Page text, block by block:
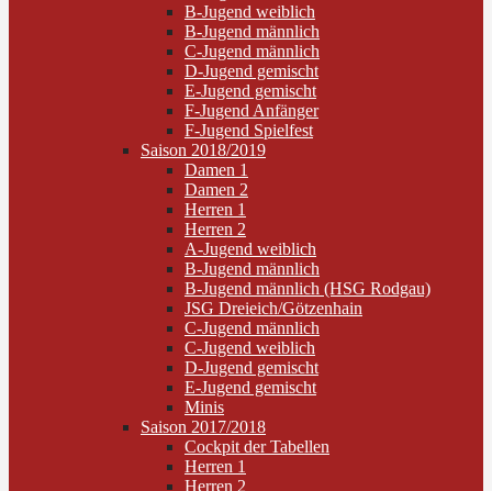
B-Jugend weiblich
B-Jugend männlich
C-Jugend männlich
D-Jugend gemischt
E-Jugend gemischt
F-Jugend Anfänger
F-Jugend Spielfest
Saison 2018/2019
Damen 1
Damen 2
Herren 1
Herren 2
A-Jugend weiblich
B-Jugend männlich
B-Jugend männlich (HSG Rodgau)
JSG Dreieich/Götzenhain
C-Jugend männlich
C-Jugend weiblich
D-Jugend gemischt
E-Jugend gemischt
Minis
Saison 2017/2018
Cockpit der Tabellen
Herren 1
Herren 2